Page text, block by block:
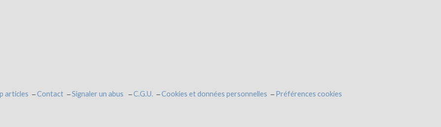
articles Contact Signaler un abus C.G.U. Cookies et données personnelles Préférences cookies